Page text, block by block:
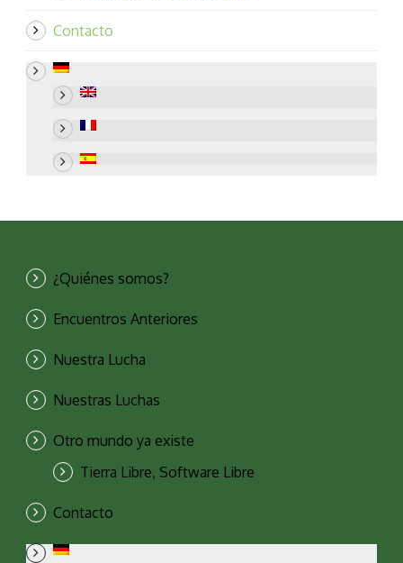
Contacto
¿Quiénes somos?
Encuentros Anteriores
Nuestra Lucha
Nuestras Luchas
Otro mundo ya existe
Tierra Libre, Software Libre
Contacto